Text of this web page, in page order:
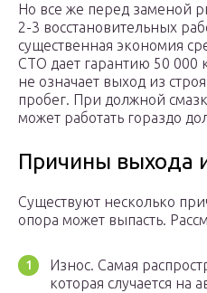
Но все же перед заменой
2-3 восстановительных
существенная экономия
СТО дает гарантию 50 000
не означает выход из
пробег. При должной
может работать гораздо
Причины выхода
Существуют несколько
опора может выпасть.
Износ. Самая
которая случается на